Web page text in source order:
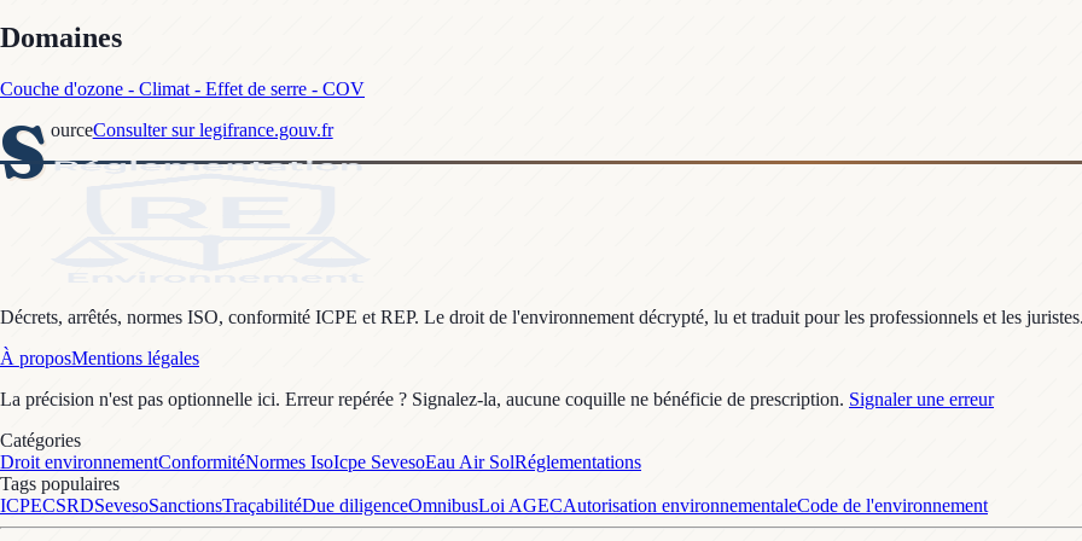
Domaines
Couche d'ozone - Climat - Effet de serre - COV
S ourceConsulter sur legifrance.gouv.fr
Décrets, arrêtés, normes ISO, conformité ICPE et REP. Le droit de l'environnement décrypté, lu et traduit pour les professionnels et les
À proposMentions légales
La précision n'est pas optionnelle ici. Erreur repérée ? Signalez-la, aucune coquille ne bénéficie de prescription. Signaler une erreur
Catégories
Droit environnementConformitéNormes IsoIcpe SevesoEau Air SolRéglementations
Tags populaires
ICPECSRDSevesoSanctionsTraçabilitéDue diligenceOmnibusLoi AGECAutorisation environnementaleCode de l'environnement